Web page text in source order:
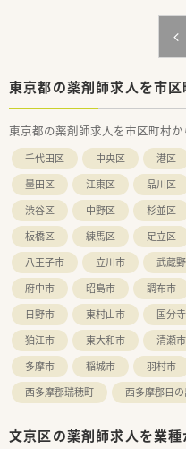
東京都の薬剤師求人を市
東京都の薬剤師求人を市区町村か
千代田区 中央区 港区
墨田区
江東区 品川区
渋谷区
中野区 杉並区
板橋区
練馬区 足立区
八王子市
立川市 武蔵
府中市
昭島市 調布市
日野市
東村山市 国分
狛江市
東大和市 清瀬市
多摩市
稲城市 羽村市
西多摩郡瑞穂町
西多摩郡日
文京区の薬剤師求人を業種